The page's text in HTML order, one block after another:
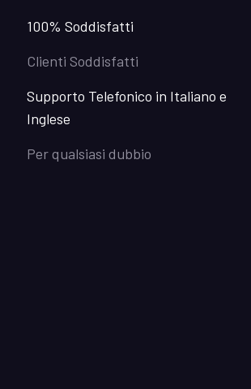
100% Soddisfatti
Clienti Soddisfatti
Supporto Telefonico in Italiano e
Inglese
Per qualsiasi dubbio